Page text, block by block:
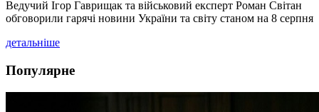
Ведучий Ігор Гаврищак та військовий експерт Роман Світан
обговорили гарячі новини України та світу станом на 8 серпня
детальніше
Популярне